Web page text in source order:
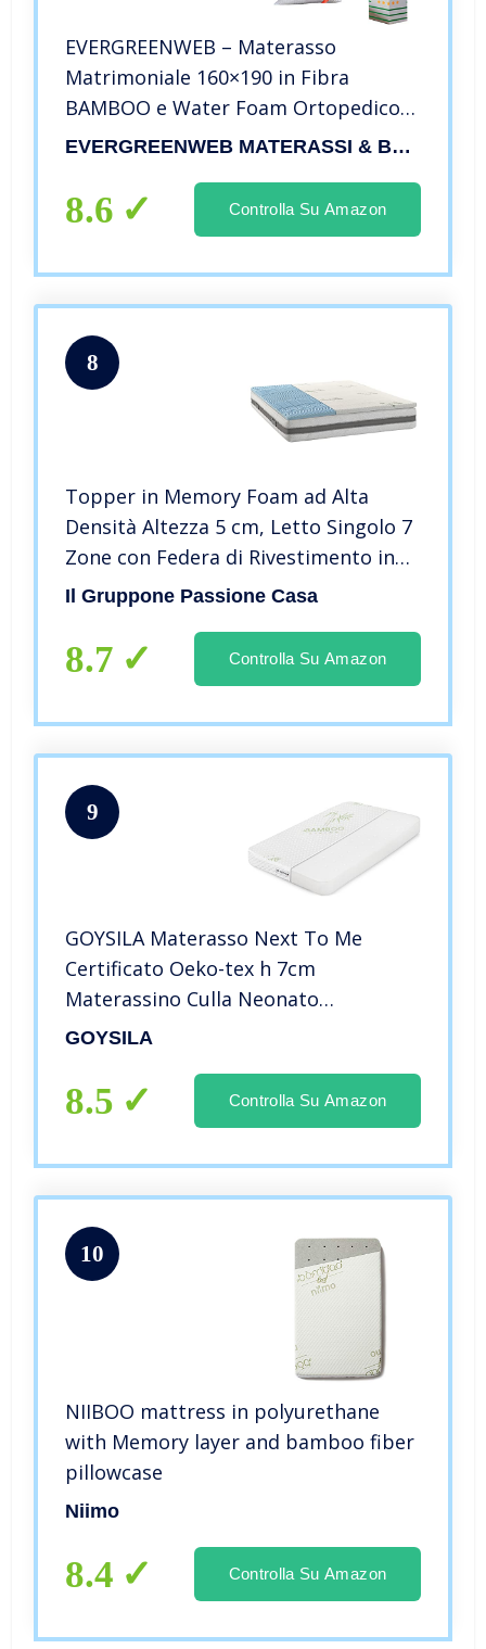
EVERGREENWEB – Materasso
Matrimoniale 160×190 in Fibra
BAMBOO e Water Foam Ortopedico
Alto 20 cm con Coppia Cuscini
Effetto MASSAGGIANTE, per Letti e
Reti Matrimoniali
EVERGREENWEB MATERASSI & BEDS
8.6 Controlla Su Amazon
8
Topper in Memory Foam ad Alta
Densità Altezza 5 cm, Letto Singolo 7
Zone con Federa di Rivestimento in
Bamboo sfoderabile Piazza e
160x190x5 – Bianco
Il Gruppone Passione Casa
8.7 Controlla Su Amazon
9
GOYSILA Materasso Next To Me
Certificato Oeko-tex h 7cm
Materassino Culla Neonato
Antisoffoco Morbido Antiacaro
Next2Me Cam Cullami Kinderkraft
Brevi Cosleeping 83×50
GOYSILA
8.5 Controlla Su Amazon
10
NIIBOO mattress in polyurethane
with Memory layer and bamboo fiber
pillowcase
Niimo
8.4 Controlla Su Amazon